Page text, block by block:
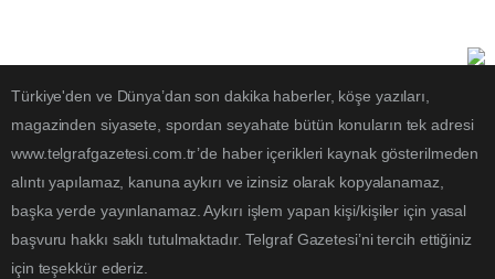
Türkiye'den ve Dünya’dan son dakika haberler, köşe yazıları,
magazinden siyasete, spordan seyahate bütün konuların tek adresi
www.telgrafgazetesi.com.tr’de haber içerikleri kaynak gösterilmeden
alıntı yapılamaz, kanuna aykırı ve izinsiz olarak kopyalanamaz,
başka yerde yayınlanamaz. Aykırı işlem yapan kişi/kişiler için yasal
başvuru hakkı saklı tutulmaktadır. Telgraf Gazetesi’ni tercih ettiğiniz
için teşekkür ederiz.